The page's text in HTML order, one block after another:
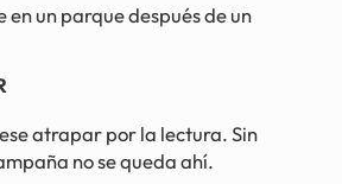
en un parque después de un
atrapar por la lectura. Sin
no se queda ahí.